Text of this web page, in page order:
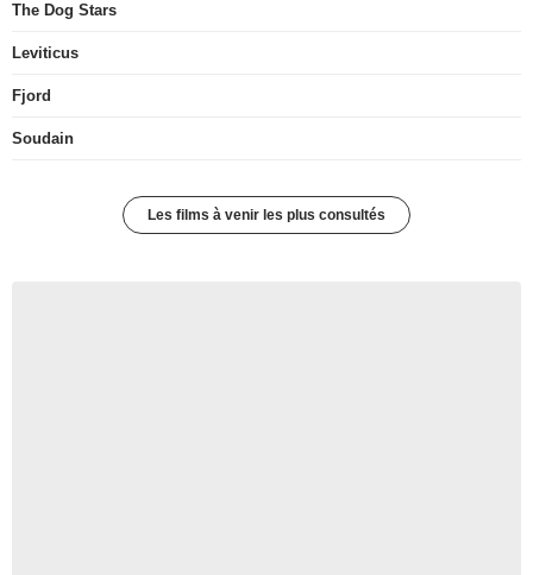
The Dog Stars
Leviticus
Fjord
Soudain
Les films à venir les plus consultés